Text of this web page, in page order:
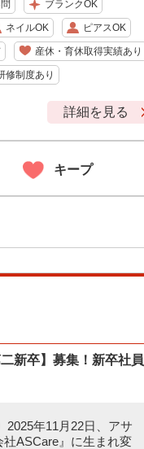
ブランクOK
ネイルOK ピアスOK
産休・育休取得実績あり
修制度あり
詳細を見る
キープ
新卒】募集！新卒社員
2025年11月22日、アサ
ASCare』に生まれ変